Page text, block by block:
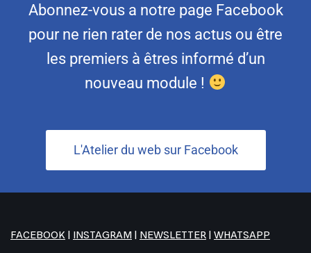
Abonnez-vous a notre page Facebook
pour ne rien rater de nos actus ou être
les premiers à êtres informé d’un
nouveau module !
L'Atelier du web sur Facebook
FACEBOOK | INSTAGRAM | NEWSLETTER | WHATSAPP